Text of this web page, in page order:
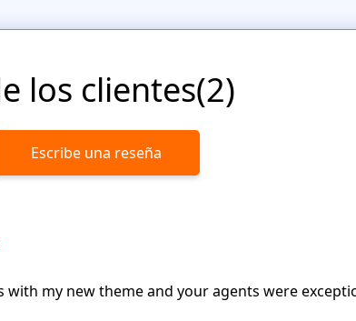
los clientes(2)
Escribe una reseña
my new theme and your agents were